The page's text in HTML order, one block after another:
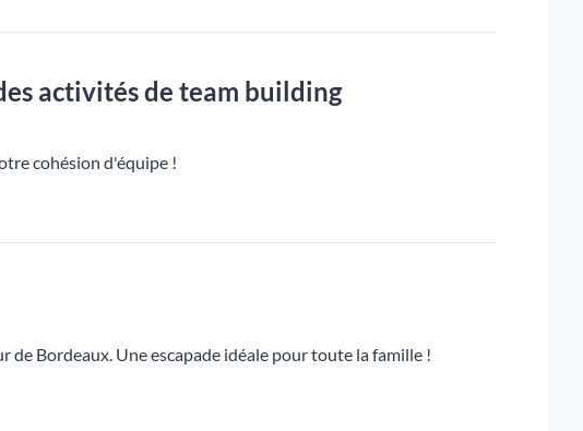
activités de team building
cohésion d'équipe !
Bordeaux. Une escapade idéale pour toute la famille !